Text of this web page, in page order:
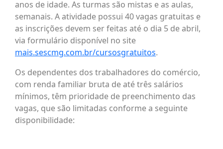
anos de idade. As turmas são mistas e as aulas,
semanais. A atividade possui 40 vagas gratuitas e
as inscrições devem ser feitas até o dia 5 de abril,
via formulário disponível no site
mais.sescmg.com.br/cursosgratuitos.
Os dependentes dos trabalhadores do comércio,
com renda familiar bruta de até três salários
mínimos, têm prioridade de preenchimento das
vagas, que são limitadas conforme a seguinte
disponibilidade: